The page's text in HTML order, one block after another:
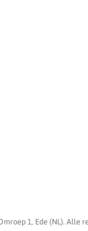
1, Ede (NL). Alle